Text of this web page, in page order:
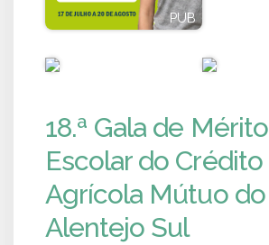
PUB
18.ª Gala de Mérito
Escolar do Crédito
Agrícola Mútuo do
Alentejo Sul